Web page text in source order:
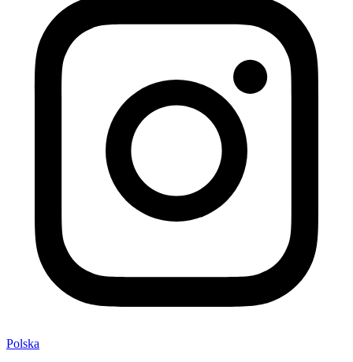
Polska